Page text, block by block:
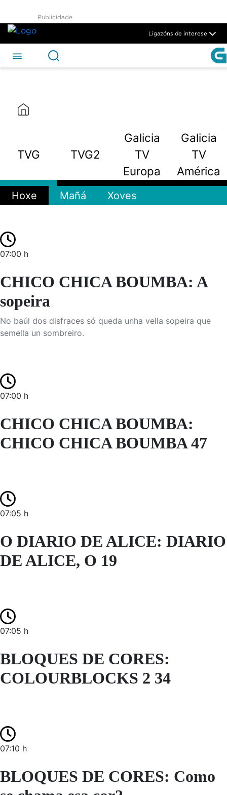
Skip to Main Content
TVG2 - CSAG
Publicidade
Ligazóns de interese
TVG TVG2
Galicia
TV
Europa
Galicia
TV
América
Hoxe Mañá Xoves
07:00 h
CHICO CHICA BOUMBA: A
sopeira
No baúl dos disfraces só queda unha vella sopeira que
semella un sombreiro.
07:00 h
CHICO CHICA BOUMBA:
CHICO CHICA BOUMBA 47
07:05 h
O DIARIO DE ALICE: DIARIO
DE ALICE, O 19
07:05 h
BLOQUES DE CORES:
COLOURBLOCKS 2 34
07:10 h
BLOQUES DE CORES: Como